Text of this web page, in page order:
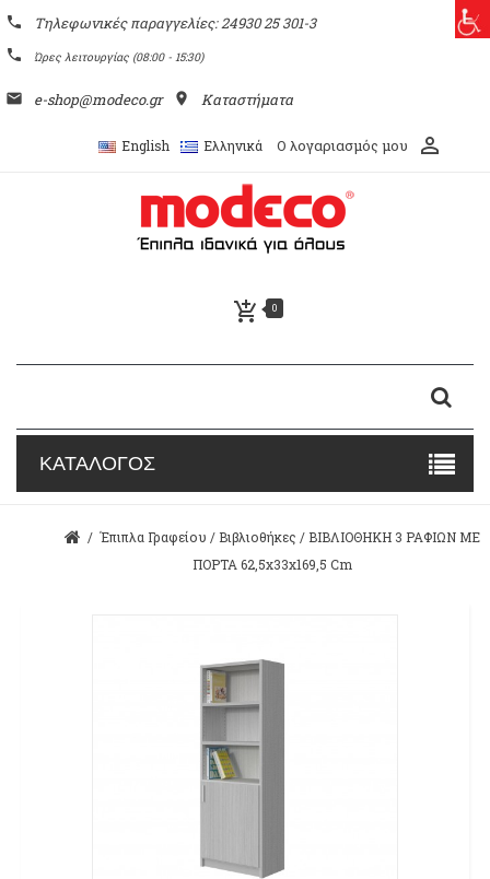
phone Τηλεφωνικές παραγγελίες: 24930 25 301-3
phone Ώρες λειτουργίας (08:00 - 15:30)
email e-shop@modeco.gr place Καταστήματα
English Ελληνικά Ο λογαριασμός μου perm_identity
add_shopping_cart 0
ΚΑΤΑΛΟΓΟΣ
/ Έπιπλα Γραφείου / Βιβλιοθήκες / ΒΙΒΛΙΟΘΗΚΗ 3 ΡΑΦΙΩΝ ΜΕ
ΠΟΡΤΑ 62,5x33x169,5 Cm